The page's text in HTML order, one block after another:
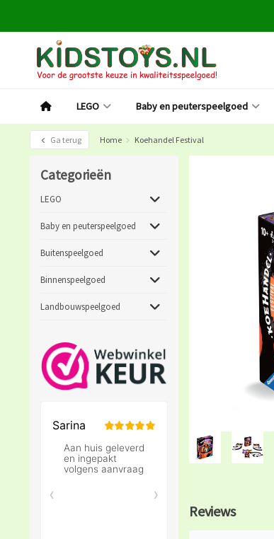
LEGO Baby en peuterspeelgoed
Ga terug Home Koehandel Festival
Categorieën
LEGO
Baby en peuterspeelgoed
Buitenspeelgoed
Binnenspeelgoed
Landbouwspeelgoed
Reviews